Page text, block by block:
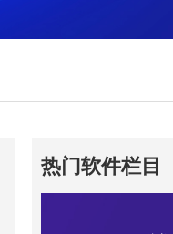
热门软件栏目